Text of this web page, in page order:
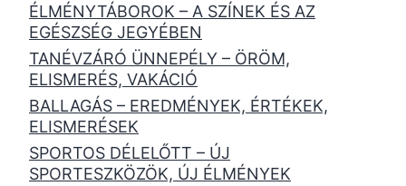
ÉLMÉNYTÁBOROK – A SZÍNEK ÉS AZ
EGÉSZSÉG JEGYÉBEN
TANÉVZÁRÓ ÜNNEPÉLY – ÖRÖM,
ELISMERÉS, VAKÁCIÓ
BALLAGÁS – EREDMÉNYEK, ÉRTÉKEK,
ELISMERÉSEK
SPORTOS DÉLELŐTT – ÚJ
SPORTESZKÖZÖK, ÚJ ÉLMÉNYEK